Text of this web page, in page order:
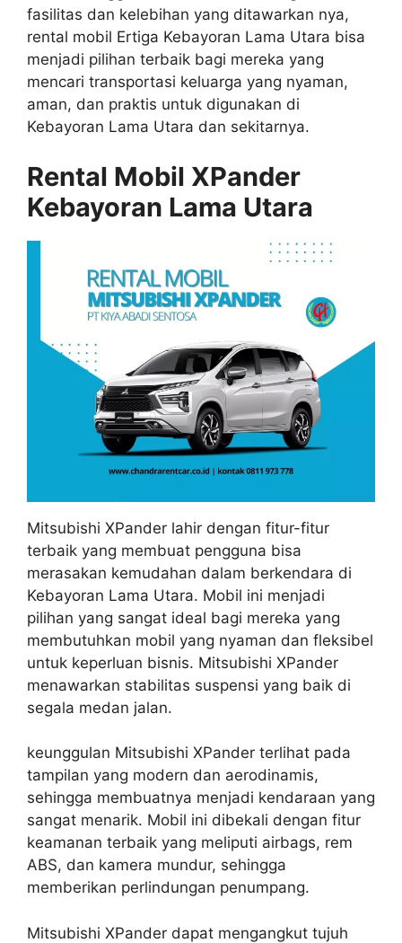
fasilitas dan kelebihan yang ditawarkan nya,
rental mobil Ertiga Kebayoran Lama Utara bisa
menjadi pilihan terbaik bagi mereka yang
mencari transportasi keluarga yang nyaman,
aman, dan praktis untuk digunakan di
Kebayoran Lama Utara dan sekitarnya.
Rental Mobil XPander
Kebayoran Lama Utara
Mitsubishi XPander lahir dengan fitur-fitur
terbaik yang membuat pengguna bisa
merasakan kemudahan dalam berkendara di
Kebayoran Lama Utara. Mobil ini menjadi
pilihan yang sangat ideal bagi mereka yang
membutuhkan mobil yang nyaman dan fleksibel
untuk keperluan bisnis. Mitsubishi XPander
menawarkan stabilitas suspensi yang baik di
segala medan jalan.
keunggulan Mitsubishi XPander terlihat pada
tampilan yang modern dan aerodinamis,
sehingga membuatnya menjadi kendaraan yang
sangat menarik. Mobil ini dibekali dengan fitur
keamanan terbaik yang meliputi airbags, rem
ABS, dan kamera mundur, sehingga
memberikan perlindungan penumpang.
Mitsubishi XPander dapat mengangkut tujuh